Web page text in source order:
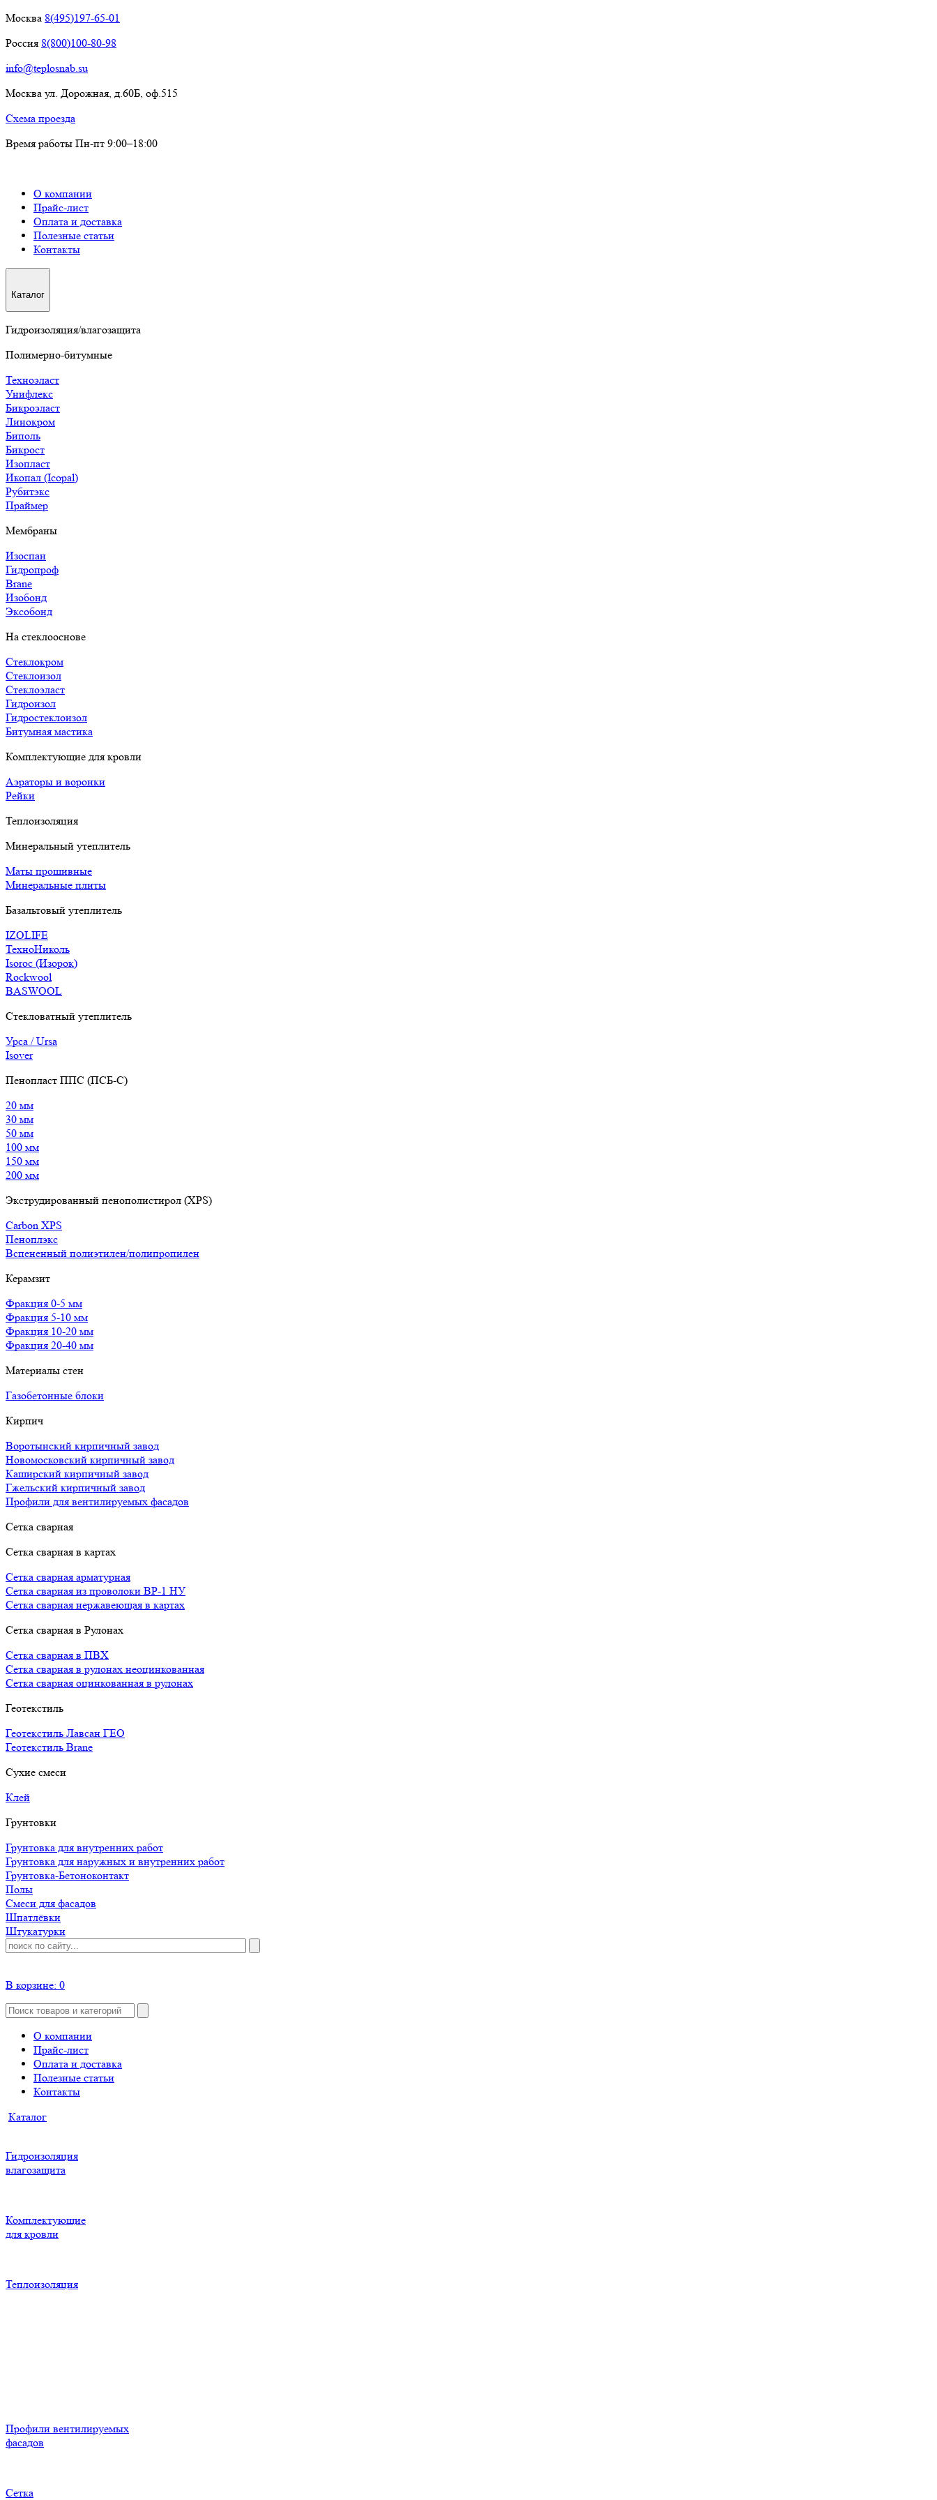
Москва 8(495)197-65-01
Россия 8(800)100-80-98
info@teplosnab.su
Москва ул. Дорожная, д.60Б, оф.515
Схема проезда
Время работы Пн-пт 9:00–18:00
О компании
Прайс-лист
Оплата и доставка
Полезные статьи
Контакты
Каталог
Гидроизоляция/влагозащита
Полимерно-битумные
Техноэласт
Унифлекс
Бикроэласт
Линокром
Биполь
Бикрост
Изопласт
Икопал (Icopal)
Рубитэкс
Праймер
Мембраны
Изоспан
Гидропроф
Brane
Изобонд
Эксобонд
На стеклооснове
Стеклокром
Стеклоизол
Стеклоэласт
Гидроизол
Гидростеклоизол
Битумная мастика
Комплектующие для кровли
Аэраторы и воронки
Рейки
Теплоизоляция
Минеральный утеплитель
Маты прошивные
Минеральные плиты
Базальтовый утеплитель
IZOLIFE
ТехноНиколь
Isoroc (Изорок)
Rockwool
BASWOOL
Стекловатный утеплитель
Урса / Ursa
Isover
Пенопласт ППС (ПСБ-С)
20 мм
30 мм
50 мм
100 мм
150 мм
200 мм
Экструдированный пенополистирол (XPS)
Carbon XPS
Пеноплэкс
Вспененный полиэтилен/полипропилен
Керамзит
Фракция 0-5 мм
Фракция 5-10 мм
Фракция 10-20 мм
Фракция 20-40 мм
Материалы стен
Газобетонные блоки
Кирпич
Воротынский кирпичный завод
Новомосковский кирпичный завод
Каширский кирпичный завод
Гжельский кирпичный завод
Профили для вентилируемых фасадов
Сетка сварная
Сетка сварная в картах
Сетка сварная арматурная
Сетка сварная из проволоки ВР-1 НУ
Сетка сварная нержавеющая в картах
Сетка сварная в Рулонах
Сетка сварная в ПВХ
Сетка сварная в рулонах неоцинкованная
Сетка сварная оцинкованная в рулонах
Геотекстиль
Геотекстиль Лавсан ГЕО
Геотекстиль Brane
Сухие смеси
Клей
Грунтовки
Грунтовка для внутренних работ
Грунтовка для наружных и внутренних работ
Грунтовка-Бетоноконтакт
Полы
Смеси для фасадов
Шпатлёвки
Штукатурки
В корзине: 0
О компании
Прайс-лист
Оплата и доставка
Полезные статьи
Контакты
Каталог
Гидроизоляция
влагозащита
Комплектующие
для кровли
Теплоизоляция
Профили вентилируемых
фасадов
Сетка